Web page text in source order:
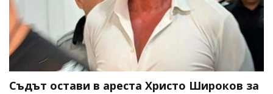
Съдът остави в ареста Христо Широков за